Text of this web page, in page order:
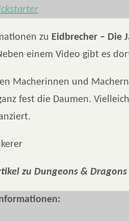
zu Eidbrecher – Die
einem Video gibt es
Macherinnen und
fest die Daumen.
zu Dungeons &